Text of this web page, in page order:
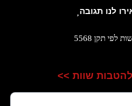
לנו תגובה
תקן 5568
שוות >>